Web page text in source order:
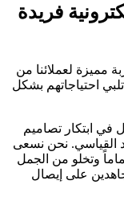
فريدة
لعملائنا من
احتياجاتهم بشكل
في ابتكار تصاميم
القياسي. نحن نسعى
وتخلو من الجمل
جاهدين على إيصال